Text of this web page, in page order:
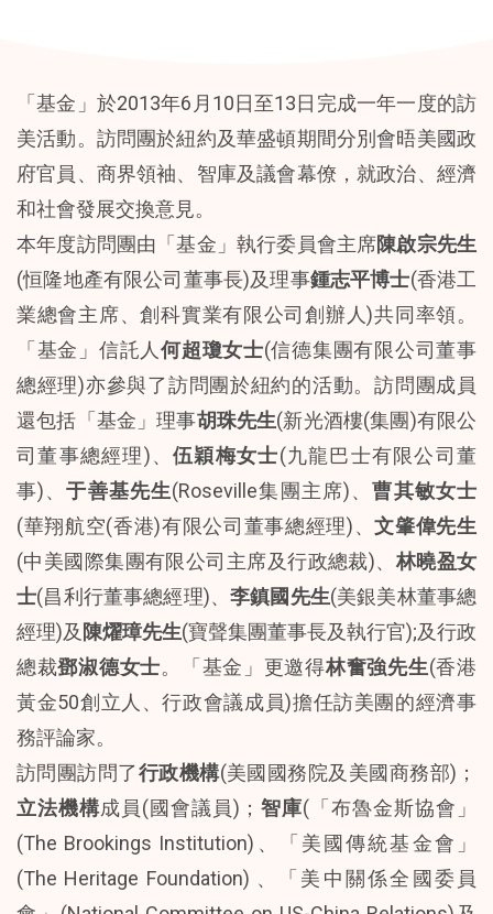
「基金」於2013年6月10日至13日完成一年一度的訪
美活動。訪問團於紐約及華盛頓期間分別會晤美國政
府官員、商界領袖、智庫及議會幕僚，就政治、經濟
和社會發展交換意見。
本年度訪問團由「基金」執行委員會主席陳啟宗先生
(恒隆地產有限公司董事長)及理事鍾志平博士(香港工
業總會主席、創科實業有限公司創辦人)共同率領。
「基金」信託人何超瓊女士(信德集團有限公司董事
總經理)亦參與了訪問團於紐約的活動。訪問團成員
還包括「基金」理事胡珠先生(新光酒樓(集團)有限公
司董事總經理)、伍穎梅女士(九龍巴士有限公司董
事)、于善基先生(Roseville集團主席)、曹其敏女士
(華翔航空(香港)有限公司董事總經理)、文肇偉先生
(中美國際集團有限公司主席及行政總裁)、林曉盈女
士(昌利行董事總經理)、李鎮國先生(美銀美林董事總
經理)及陳燿璋先生(寶聲集團董事長及執行官);及行政
總裁鄧淑德女士。「基金」更邀得林奮強先生(香港
黃金50創立人、行政會議成員)擔任訪美團的經濟事
務評論家。
訪問團訪問了行政機構(美國國務院及美國商務部)；
立法機構成員(國會議員)； 智庫(「布魯金斯協會」
(The Brookings Institution)、「美國傳統基金會」
(The Heritage Foundation) 、「美中關係全國委員